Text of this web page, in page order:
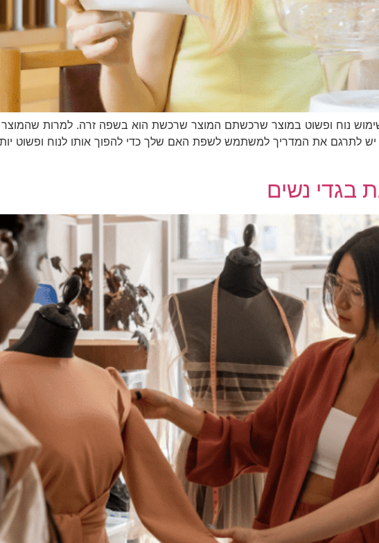
נוח ופשוט במוצר שרכשתם המוצר שרכשת הוא בשפה זרה. למרות שהמוצר
לתרגם את המדריך למשתמש לשפת האם שלך כדי להפוך אותו לנוח ופשוט
בגדי נשים